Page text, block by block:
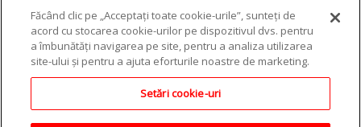
Program TV
© 2019-2023 AETN UK. toate drepturile rezervate. Prin utilizarea
Făcând clic pe „Acceptați toate cookie-urile”, sunteți de
acord cu stocarea cookie-urilor pe dispozitivul dvs. pentru
a îmbunătăți navigarea pe site, pentru a analiza utilizarea
site-ului și pentru a ajuta eforturile noastre de marketing.
Setări cookie-uri